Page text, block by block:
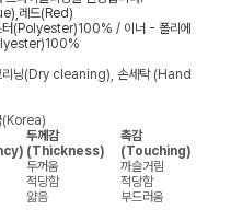
레드(Red)
터(Polyester)100% / 이너 - 폴리에
리닝(Dry cleaning), 손세탁 (Hand
(Korea)
두께감
(Thickness)
촉감
(Touching)
두꺼움
까슬거림
적당함
적당함
얇음
부드러움